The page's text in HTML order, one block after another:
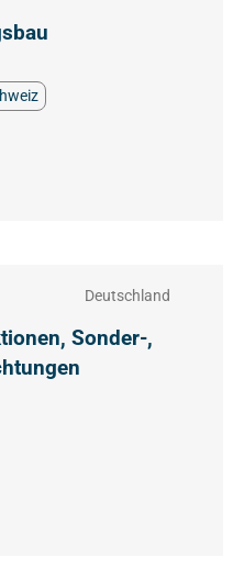
Deutschland
Sonder-,